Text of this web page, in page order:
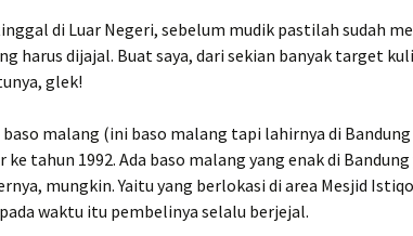
di Luar Negeri, sebelum mudik pastilah sudah
harus dijajal. Buat saya, dari sekian banyak target
glek!
malang (ini baso malang tapi lahirnya di Bandung
ke tahun 1992. Ada baso malang yang enak di Bandung
mungkin. Yaitu yang berlokasi di area Mesjid
waktu itu pembelinya selalu berjejal.